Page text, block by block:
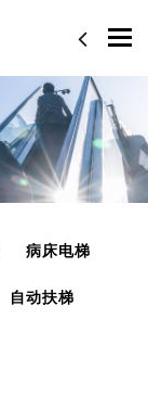
病床电梯
自动扶梯